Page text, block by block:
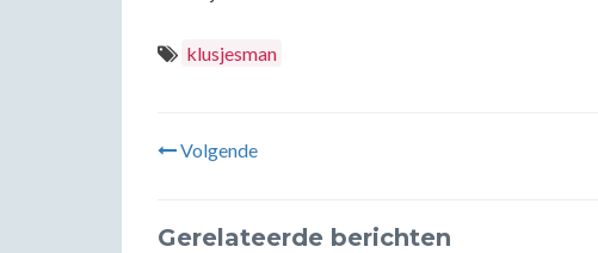
klusjesman
Volgende
Gerelateerde berichten